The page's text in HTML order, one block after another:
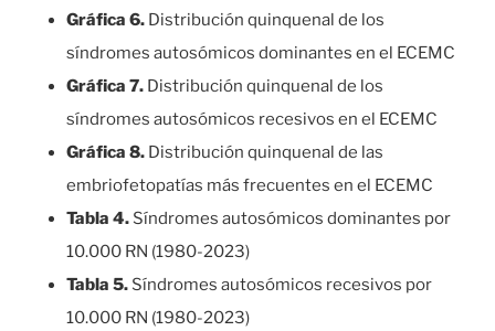
Gráfica 6. Distribución quinquenal de los
síndromes autosómicos dominantes en el ECEMC
Gráfica 7. Distribución quinquenal de los
síndromes autosómicos recesivos en el ECEMC
Gráfica 8. Distribución quinquenal de las
embriofetopatías más frecuentes en el ECEMC
Tabla 4. Síndromes autosómicos dominantes por
10.000 RN (1980-2023)
Tabla 5. Síndromes autosómicos recesivos por
10.000 RN (1980-2023)